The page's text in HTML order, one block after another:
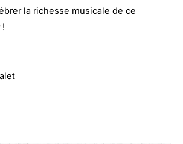
la richesse musicale de ce